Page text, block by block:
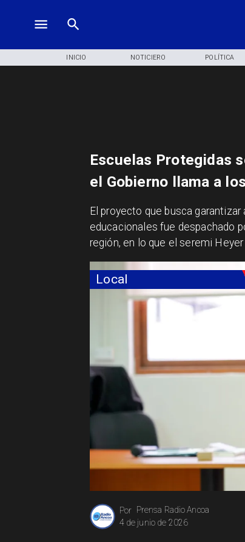
INICIO NOTICIERO POLÍTICA
Local
Prensa Radio Ancoa
Por
4 de junio de 2026
Escuelas Protegidas
el Gobierno llama a
​El proyecto que busca
educacionales fue despachado
región, en lo que el seremi